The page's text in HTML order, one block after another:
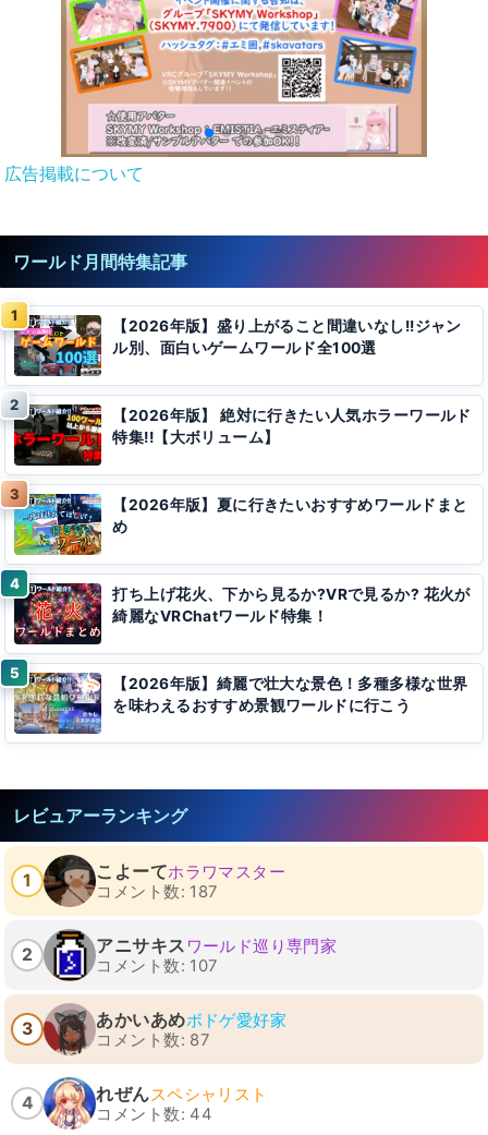
広告掲載について
ワールド月間特集記事
【2026年版】盛り上がること間違いなし!!ジャン
ル別、面白いゲームワールド全100選
【2026年版】 絶対に行きたい人気ホラーワールド
特集!!【大ボリューム】
【2026年版】夏に行きたいおすすめワールドまと
め
打ち上げ花火、下から見るか?VRで見るか? 花火が
綺麗なVRChatワールド特集！
【2026年版】綺麗で壮大な景色！多種多様な世界
を味わえるおすすめ景観ワールドに行こう
レビュアーランキング
1 こよーてホラワマスター
コメント数: 187
2 アニサキス ワールド巡り専門家
コメント数: 107
3 あかいあめボドゲ愛好家
コメント数: 87
4 れぜんスペシャリスト
コメント数: 44